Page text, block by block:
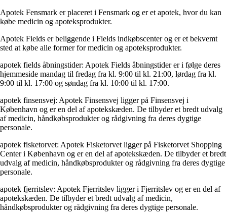
Apotek Fensmark er placeret i Fensmark og er et apotek, hvor du kan
købe medicin og apoteksprodukter.
Apotek Fields er beliggende i Fields indkøbscenter og er et bekvemt
sted at købe alle former for medicin og apoteksprodukter.
apotek fields åbningstider: Apotek Fields åbningstider er i følge deres
hjemmeside mandag til fredag fra kl. 9:00 til kl. 21:00, lørdag fra kl.
9:00 til kl. 17:00 og søndag fra kl. 10:00 til kl. 17:00.
apotek finsensvej: Apotek Finsensvej ligger på Finsensvej i
København og er en del af apotekskæden. De tilbyder et bredt udvalg
af medicin, håndkøbsprodukter og rådgivning fra deres dygtige
personale.
apotek fisketorvet: Apotek Fisketorvet ligger på Fisketorvet Shopping
Center i København og er en del af apotekskæden. De tilbyder et bredt
udvalg af medicin, håndkøbsprodukter og rådgivning fra deres dygtige
personale.
apotek fjerritslev: Apotek Fjerritslev ligger i Fjerritslev og er en del af
apotekskæden. De tilbyder et bredt udvalg af medicin,
håndkøbsprodukter og rådgivning fra deres dygtige personale.